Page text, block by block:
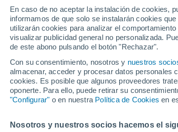
En caso de no aceptar la instalación de cookies,
informamos de que solo se instalarán cookies
utilizarán cookies para analizar el
visualizar publicidad general no personalizada.
de este abono pulsando el botón "Rechazar".
Con su consentimiento, nosotros y nuestros
almacenar, acceder y procesar datos personales
cookies. Es posible que algunos proveedores
oponerte. Para ello, puede retirar su
"Configurar" o en nuestra Política de Cookies en
Nosotros y nuestros socios hacemos el